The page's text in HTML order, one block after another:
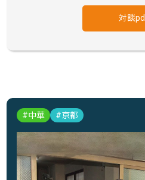
対談
中華 京都